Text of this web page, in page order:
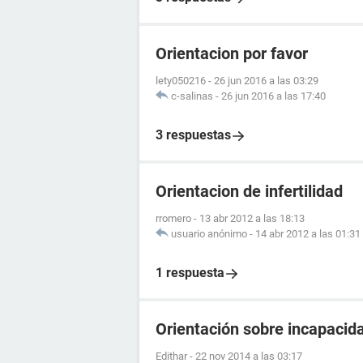
Orientacion por favor
lety050216 - 26 jun 2016 a las 03:29
c-salinas - 26 jun 2016 a las 17:40
3 respuestas
Orientacion de infertilidad
rromero - 13 abr 2012 a las 18:13
usuario anónimo - 14 abr 2012 a las 01:31
1 respuesta
Orientación sobre
Edithar - 22 nov 2014 a las 03:17